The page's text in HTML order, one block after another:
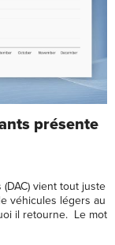
présente
vient tout juste
véhicules légers au
il retourne. Le mot